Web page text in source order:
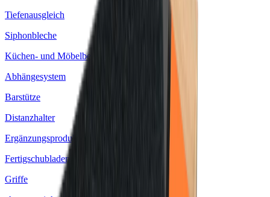
Tiefenausgleich
Siphonbleche
Küchen- und Möbelbeschläge
Abhängesystem
Barstütze
Distanzhalter
Ergänzungsprodukte
Fertigschubladen
Griffe